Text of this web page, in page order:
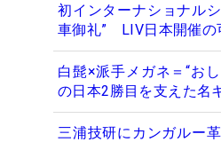
初インターナショナル
車御礼” LIV日本開催の
白髭×派手メガネ＝“お
の日本2勝目を支えた名
三浦技研にカンガルー